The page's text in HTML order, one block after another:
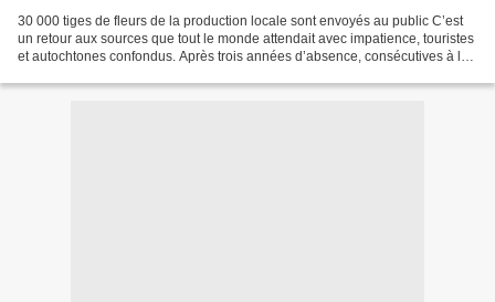
30 000 tiges de fleurs de la production locale sont envoyés au public C’est
un retour aux sources que tout le monde attendait avec impatience, touristes
et autochtones confondus. Après trois années d’absence, consécutives à la